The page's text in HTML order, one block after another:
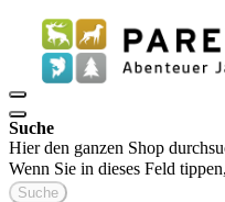
Suche
Hier den ganzen Shop
Wenn Sie in dieses Feld
Suche